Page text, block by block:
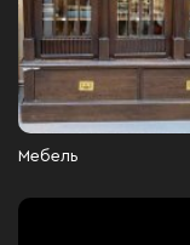
Мебель